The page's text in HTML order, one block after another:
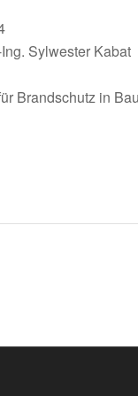
Sylwester Kabat
Brandschutz in